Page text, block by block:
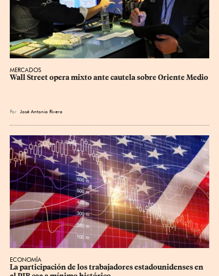
MERCADOS
Wall Street opera mixto ante cautela sobre Oriente Medio
Por José Antonio Rivera
ECONOMÍA
La participación de los trabajadores estadounidenses en